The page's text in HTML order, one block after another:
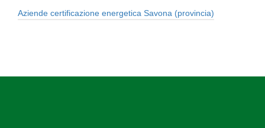
Aziende certificazione energetica Savona (provincia)